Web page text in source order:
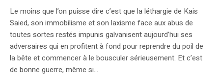
Le moins que l’on puisse dire c’est que la léthargie de Kais
Saied, son immobilisme et son laxisme face aux abus de
toutes sortes restés impunis galvanisent aujourd’hui ses
adversaires qui en profitent à fond pour reprendre du poil de
la bête et commencer à le bousculer sérieusement. Et c’est
de bonne guerre, même si...